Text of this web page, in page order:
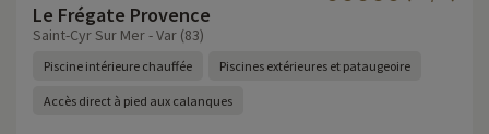
Le Frégate Provence
Saint-Cyr Sur Mer - Var (83)
Piscine intérieure chauffée Piscines extérieures et pataugeoire
Accès direct à pied aux calanques